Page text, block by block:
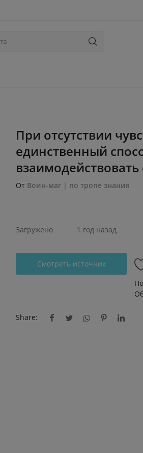
При отсутствии
единственный
От Воин-маг | по тропе знания
Загружено 1 год назад
Смотреть источник
Share: